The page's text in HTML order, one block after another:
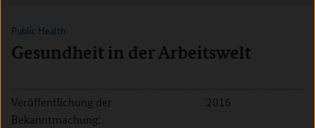
Public Health
Gesundheit in der Arbeitswelt
Veröffentlichung der
Bekanntmachung:
2016